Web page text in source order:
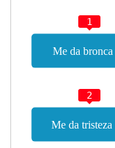
1
2